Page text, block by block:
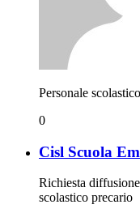
Personale scolastico
0
Cisl Scuola
Richiesta
scolastico precario